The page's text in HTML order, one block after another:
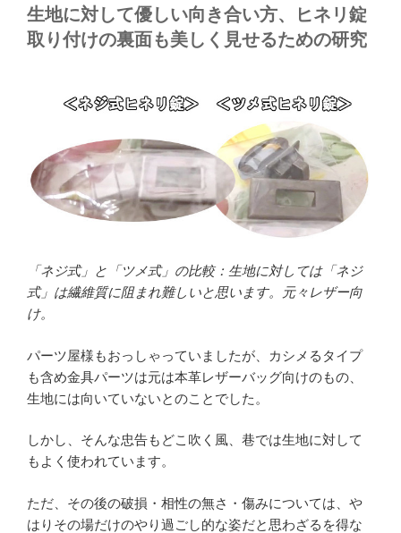
生地に対して優しい向き合い方、ヒネリ錠
取り付けの裏面も美しく見せるための研究
「ネジ式」と「ツメ式」の比較：生地に対しては「ネジ
式」は繊維質に阻まれ難しいと思います。元々レザー向
け。
パーツ屋様もおっしゃっていましたが、カシメるタイプ
も含め金具パーツは元は本革レザーバッグ向けのもの、
生地には向いていないとのことでした。
しかし、そんな忠告もどこ吹く風、巷では生地に対して
もよく使われています。
ただ、その後の破損・相性の無さ・傷みについては、や
はりその場だけのやり過ごし的な姿だと思わざるを得な